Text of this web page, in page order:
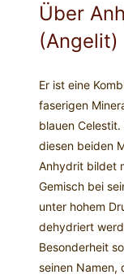
Über
(Angelit)
Er ist eine
faserigen
blauen
diesen beiden
Anhydrit bildet
Gemisch bei
unter hohem
dehydriert
Besonderheit
seinen Namen,